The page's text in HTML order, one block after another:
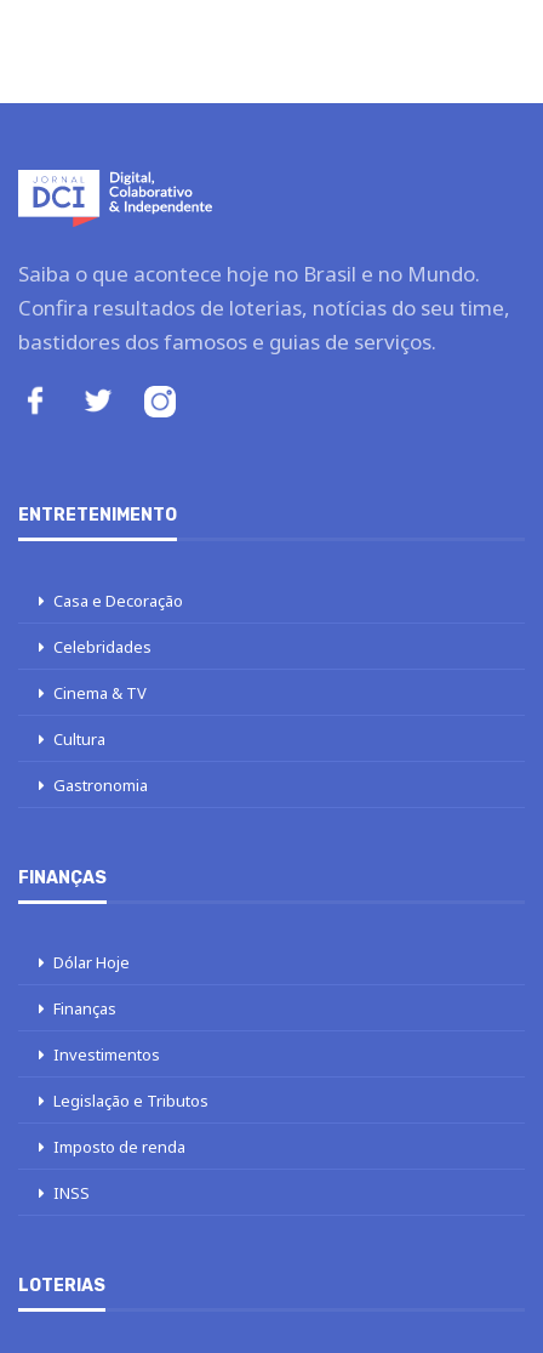
Saiba o que acontece hoje no Brasil e no Mundo.
Confira resultados de loterias, notícias do seu time,
bastidores dos famosos e guias de serviços.
ENTRETENIMENTO
Casa e Decoração
Celebridades
Cinema & TV
Cultura
Gastronomia
FINANÇAS
Dólar Hoje
Finanças
Investimentos
Legislação e Tributos
Imposto de renda
INSS
LOTERIAS